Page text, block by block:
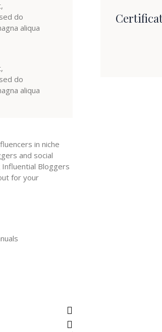
do
aliqua
do
aliqua
in niche
and social
Bloggers
for your